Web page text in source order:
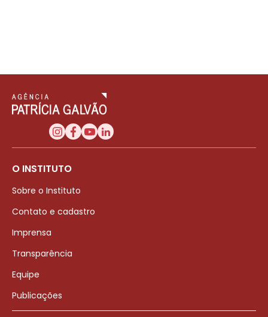
O INSTITUTO
Sobre o Instituto
Contato e cadastro
Imprensa
Transparência
Equipe
Publicações